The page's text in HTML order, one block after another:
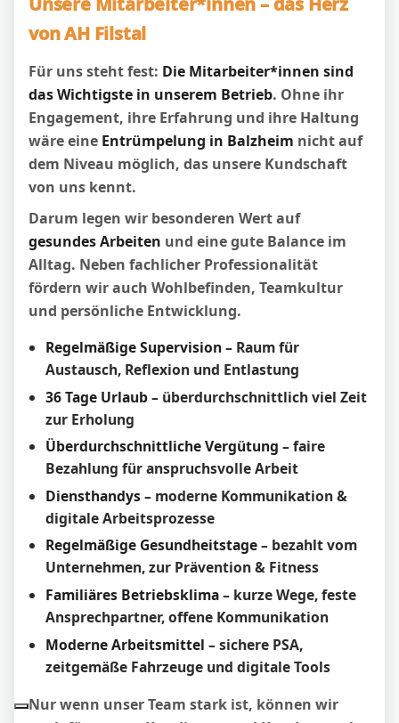
von AH Filstal
Für uns steht fest: Die Mitarbeiter*innen sind
das Wichtigste in unserem Betrieb. Ohne ihr
Engagement, ihre Erfahrung und ihre Haltung
wäre eine Entrümpelung in Balzheim nicht auf
dem Niveau möglich, das unsere Kundschaft
von uns kennt.
Darum legen wir besonderen Wert auf
gesundes Arbeiten und eine gute Balance im
Alltag. Neben fachlicher Professionalität
fördern wir auch Wohlbefinden, Teamkultur
und persönliche Entwicklung.
Regelmäßige Supervision– Raum für
Austausch, Reflexion und Entlastung
36 Tage Urlaub– überdurchschnittlich viel Zeit
zur Erholung
Überdurchschnittliche Vergütung – faire
Bezahlung für anspruchsvolle Arbeit
Diensthandys– moderne Kommunikation &
digitale Arbeitsprozesse
Regelmäßige Gesundheitstage– bezahlt vom
Unternehmen, zur Prävention & Fitness
Familiäres Betriebsklima– kurze Wege, feste
Ansprechpartner, offene Kommunikation
Moderne Arbeitsmittel – sichere PSA,
zeitgemäße Fahrzeuge und digitale Tools
Nur wenn unser Team stark ist, können wir